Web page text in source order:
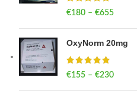
€180 – €655
OxyNorm 20mg
€155 – €230